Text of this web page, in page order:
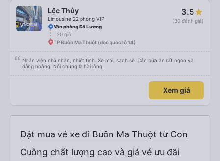
Lộc Thủy
Limousine 22 phòng VIP
3.5
(30 đánh giá)
Văn phòng Đô Lương
20 giờ
TP Buôn Ma Thuột (dọc quốc lộ 14)
Nhân viên nhã nhặn, nhiệt tình. Xe mới, sạch sẽ. Các bữa ăn rất ngon và
đàng hoàng. Nói chung là hài lòng.
Xem giá
Đặt mua vé xe đi Buôn Ma Thuột từ Con
Cuông chất lượng cao và giá vé ưu đãi